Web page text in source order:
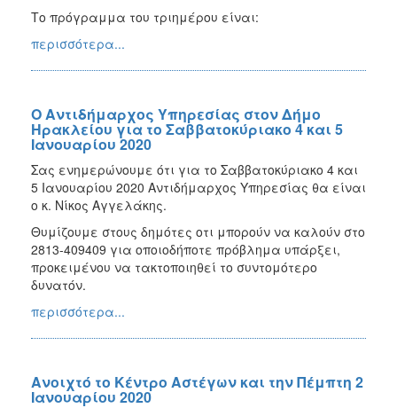
Το πρόγραμμα του τριημέρου είναι:
περισσότερα...
Ο Αντιδήμαρχος Υπηρεσίας στον Δήμο
Ηρακλείου για το Σαββατοκύριακο 4 και 5
Ιανουαρίου 2020
Σας ενημερώνουμε ότι για το Σαββατοκύριακο 4 και
5 Ιανουαρίου 2020 Αντιδήμαρχος Υπηρεσίας θα είναι
ο κ. Νίκος Αγγελάκης.
Θυμίζουμε στους δημότες οτι μπορούν να καλούν στο
2813-409409 για οποιοδήποτε πρόβλημα υπάρξει,
προκειμένου να τακτοποιηθεί το συντομότερο
δυνατόν.
περισσότερα...
Ανοιχτό το Κέντρο Αστέγων και την Πέμπτη 2
Ιανουαρίου 2020